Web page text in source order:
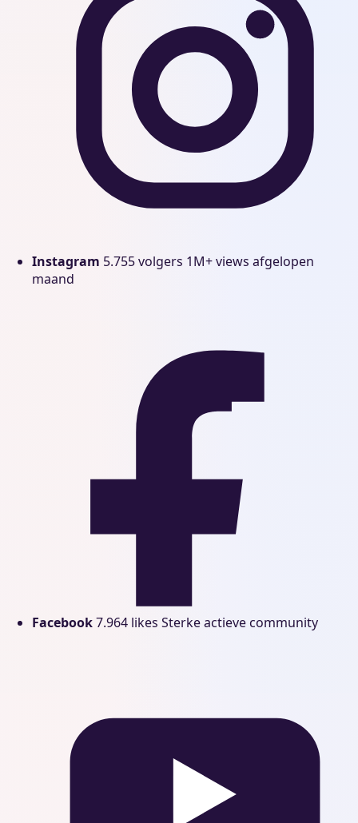
Instagram 5.755 volgers 1M+ views afgelopen
maand
Facebook7.964 likes Sterke actieve community